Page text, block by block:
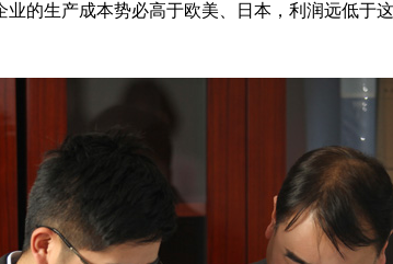
的生产成本势必高于欧美、日本，利润远低于